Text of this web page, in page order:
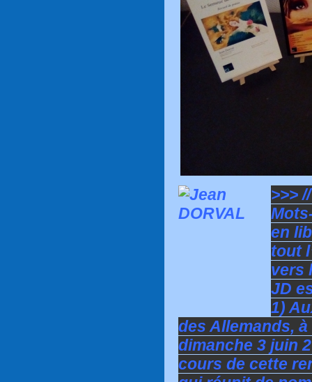
>>>
en
tout
vers
JD
1)
des Allemands,
dimanche 3 juin
cours de cette